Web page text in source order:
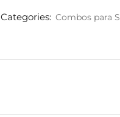
Categories: Combos para